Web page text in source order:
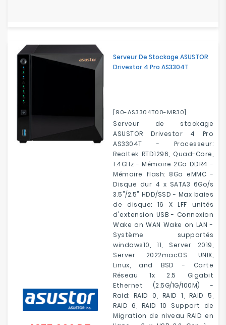
Serveur De Stockage ASUSTOR
Drivestor 4 Pro AS3304T
[90-AS3304T00-MB30]
Serveur de stockage
ASUSTOR Drivestor 4 Pro
AS3304T - Processeur:
Realtek RTD1296, Quad-Core,
1.4GHz - Mémoire 2Go DDR4 -
Mémoire flash: 8Go eMMC -
Disque dur 4 x SATA3 6Go/s
3.5"/2.5" HDD/SSD - Max baies
de disque: 16 X LFF unités
d'extension USB - Connexion
Wake on WAN Wake on LAN -
Système supportés
windows10, 11, Server 2019,
Server 2022macOS UNIX,
Linux, and BSD - Carte
Réseau 1x 2.5 Gigabit
Ethernet (2.5G/1G/100M) -
Raid: RAID 0, RAID 1, RAID 5,
RAID 6, RAID 10 Support de
Migration de niveau RAID en